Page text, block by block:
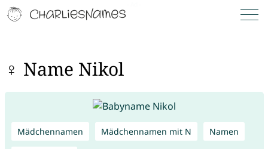
♀ Name Nikol
Mädchennamen Mädchennamen mit N Namen